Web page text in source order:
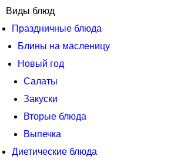
Виды блюд
Праздничные блюда
Блины на масленицу
Новый год
Салаты
Закуски
Вторые блюда
Выпечка
Диетические блюда